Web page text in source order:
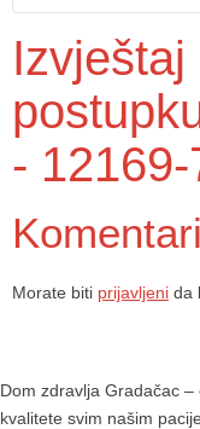
Izvještaj
-
Morate biti prijavljeni da
Dom zdravlja Gradačac
kvalitete svim našim